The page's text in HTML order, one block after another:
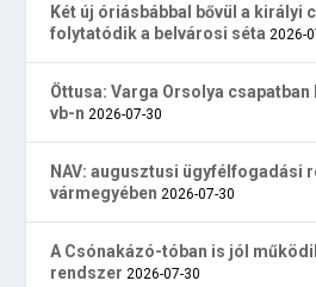
Két új óriásbábbal bővül a királyi
folytatódik a belvárosi séta 2026-
Öttusa: Varga Orsolya
vb-n 2026-07-30
NAV: augusztusi ügyfélfogadási
vármegyében 2026-07-30
A Csónakázó-tóban is jól
rendszer 2026-07-30